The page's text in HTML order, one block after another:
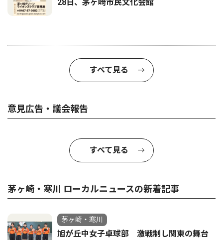
28日、茅ヶ崎市民文化会館
すべて見る
意見広告・議会報告
すべて見る
茅ヶ崎・寒川 ローカルニュースの新着記事
茅ヶ崎・寒川
旭が丘中女子卓球部 激戦制し関東の舞台